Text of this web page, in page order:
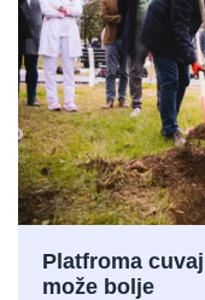
Platfroma
može bolje